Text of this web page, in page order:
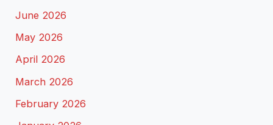
June 2026
May 2026
April 2026
March 2026
February 2026